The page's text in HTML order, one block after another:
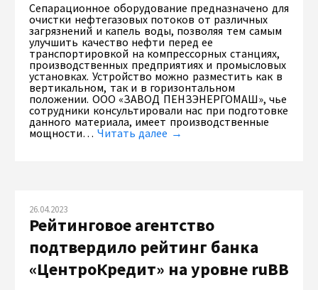
Сепарационное оборудование предназначено для
очистки нефтегазовых потоков от различных
загрязнений и капель воды, позволяя тем самым
улучшить качество нефти перед ее
транспортировкой на компрессорных станциях,
производственных предприятиях и промысловых
установках. Устройство можно разместить как в
вертикальном, так и в горизонтальном
положении. ООО «ЗАВОД ПЕНЗЭНЕРГОМАШ», чье
сотрудники консультировали нас при подготовке
данного материала, имеет производственные
мощности… Читать далее →
26.04.2023
Рейтинговое агентство
подтвердило рейтинг банка
«ЦентроКредит» на уровне ruBB